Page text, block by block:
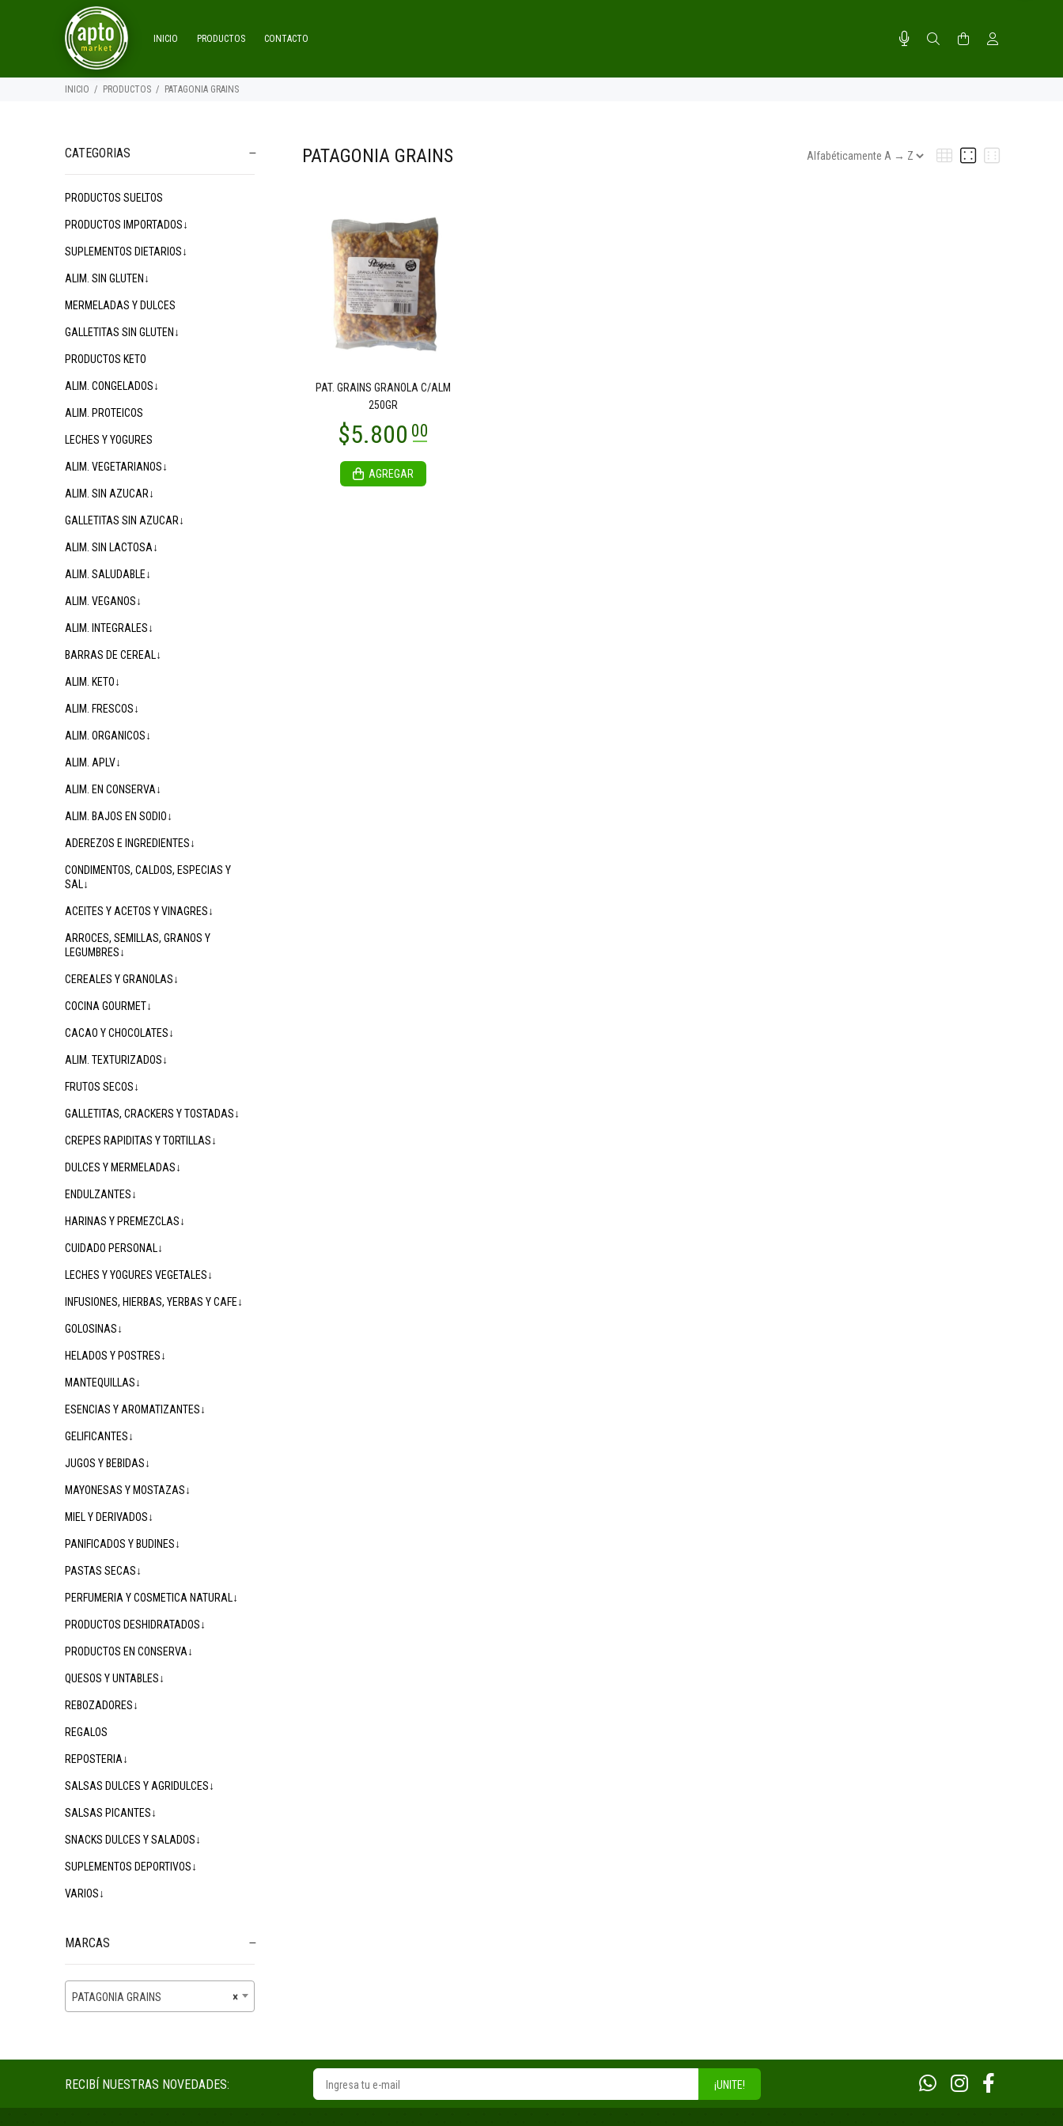
INICIO PRODUCTOS CONTACTO
INICIO PRODUCTOS PATAGONIA GRAINS
CATEGORIAS
PRODUCTOS SUELTOS
PRODUCTOS IMPORTADOS↓
SUPLEMENTOS DIETARIOS↓
ALIM. SIN GLUTEN↓
MERMELADAS Y DULCES
GALLETITAS SIN GLUTEN↓
PRODUCTOS KETO
ALIM. CONGELADOS↓
ALIM. PROTEICOS
LECHES Y YOGURES
ALIM. VEGETARIANOS↓
ALIM. SIN AZUCAR↓
GALLETITAS SIN AZUCAR↓
ALIM. SIN LACTOSA↓
ALIM. SALUDABLE↓
ALIM. VEGANOS↓
ALIM. INTEGRALES↓
BARRAS DE CEREAL↓
ALIM. KETO↓
ALIM. FRESCOS↓
ALIM. ORGANICOS↓
ALIM. APLV↓
ALIM. EN CONSERVA↓
ALIM. BAJOS EN SODIO↓
ADEREZOS E INGREDIENTES↓
CONDIMENTOS, CALDOS, ESPECIAS Y
SAL↓
ACEITES Y ACETOS Y VINAGRES↓
ARROCES, SEMILLAS, GRANOS Y
LEGUMBRES↓
CEREALES Y GRANOLAS↓
COCINA GOURMET↓
CACAO Y CHOCOLATES↓
ALIM. TEXTURIZADOS↓
FRUTOS SECOS↓
GALLETITAS, CRACKERS Y TOSTADAS↓
CREPES RAPIDITAS Y TORTILLAS↓
DULCES Y MERMELADAS↓
ENDULZANTES↓
HARINAS Y PREMEZCLAS↓
CUIDADO PERSONAL↓
LECHES Y YOGURES VEGETALES↓
INFUSIONES, HIERBAS, YERBAS Y CAFE↓
GOLOSINAS↓
HELADOS Y POSTRES↓
MANTEQUILLAS↓
ESENCIAS Y AROMATIZANTES↓
GELIFICANTES↓
JUGOS Y BEBIDAS↓
MAYONESAS Y MOSTAZAS↓
MIEL Y DERIVADOS↓
PANIFICADOS Y BUDINES↓
PASTAS SECAS↓
PERFUMERIA Y COSMETICA NATURAL↓
PRODUCTOS DESHIDRATADOS↓
PRODUCTOS EN CONSERVA↓
QUESOS Y UNTABLES↓
REBOZADORES↓
REGALOS
REPOSTERIA↓
SALSAS DULCES Y AGRIDULCES↓
SALSAS PICANTES↓
SNACKS DULCES Y SALADOS↓
SUPLEMENTOS DEPORTIVOS↓
VARIOS↓
MARCAS
×
PATAGONIA GRAINS
PATAGONIA GRAINS
PAT. GRAINS GRANOLA C/ALM
250GR
$5.800
AGREGAR
RECIBÍ NUESTRAS NOVEDADES: ¡UNITE!